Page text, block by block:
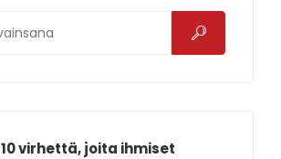
10 virhettä, joita ihmiset